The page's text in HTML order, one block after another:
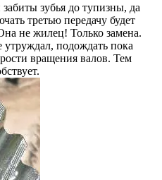
зубья до тупизны, да
третью передачу будет
не жилец! Только замена.
подождать пока
вращения валов. Тем